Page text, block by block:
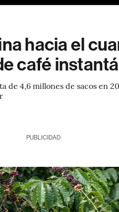
hacia el
café
de 4,6 millones de sacos en
PUBLICIDAD